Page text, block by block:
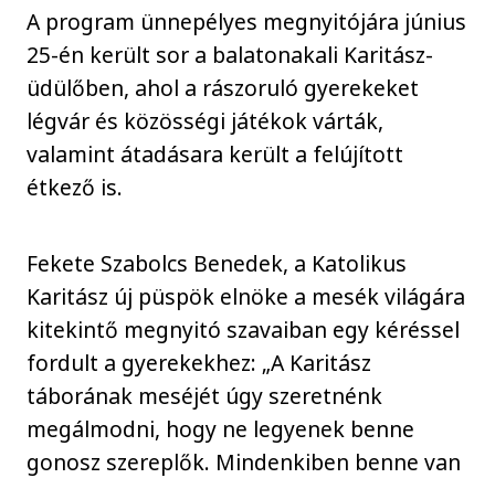
A program ünnepélyes megnyitójára június
25-én került sor a balatonakali Karitász-
üdülőben, ahol a rászoruló gyerekeket
légvár és közösségi játékok várták,
valamint átadásara került a felújított
étkező is.
Fekete Szabolcs Benedek, a Katolikus
Karitász új püspök elnöke a mesék világára
kitekintő megnyitó szavaiban egy kéréssel
fordult a gyerekekhez: „A Karitász
táborának meséjét úgy szeretnénk
megálmodni, hogy ne legyenek benne
gonosz szereplők. Mindenkiben benne van